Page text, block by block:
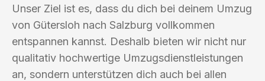
Unser Ziel ist es, dass du dich bei deinem Umzug
von Gütersloh nach Salzburg vollkommen
entspannen kannst. Deshalb bieten wir nicht nur
qualitativ hochwertige Umzugsdienstleistungen
an, sondern unterstützen dich auch bei allen